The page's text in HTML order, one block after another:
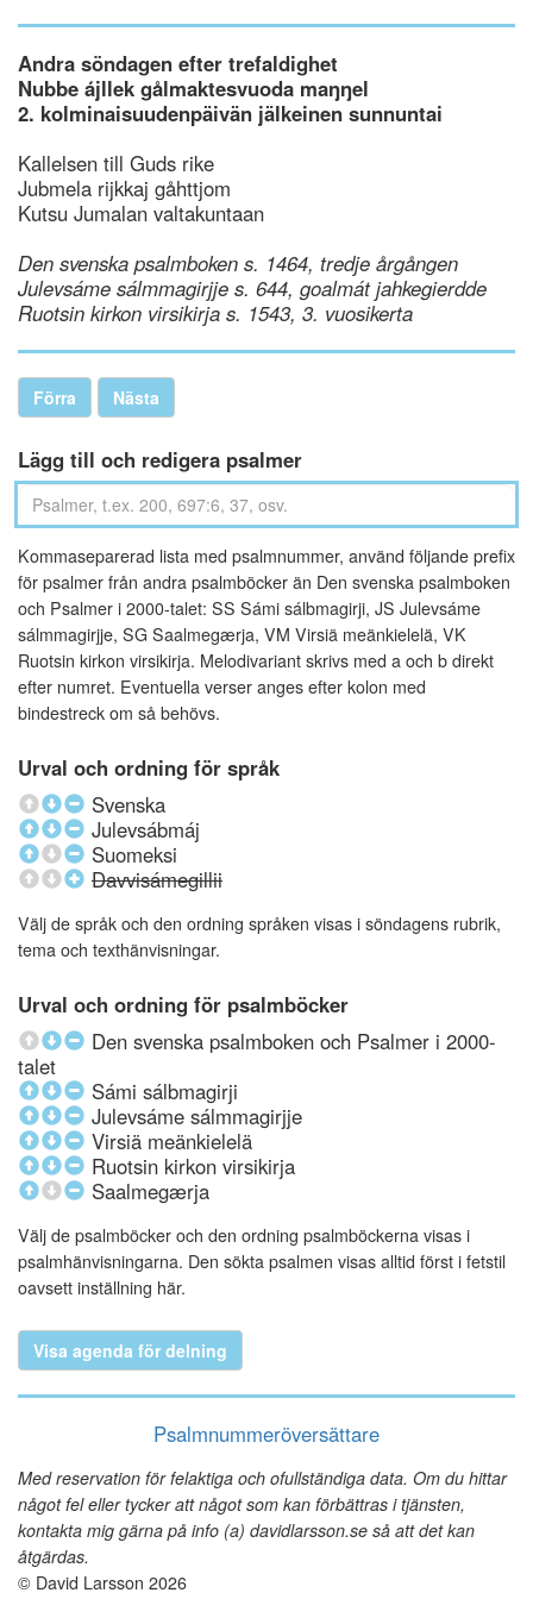
Andra söndagen efter trefaldighet
Nubbe ájllek gålmaktesvuoda maŋŋel
2. kolminaisuudenpäivän jälkeinen sunnuntai
Kallelsen till Guds rike
Jubmela rijkkaj gåhttjom
Kutsu Jumalan valtakuntaan
Den svenska psalmboken s. 1464, tredje årgången
Julevsáme sálmmagirjje s. 644, goalmát jahkegierdde
Ruotsin kirkon virsikirja s. 1543, 3. vuosikerta
Förra Nästa
Lägg till och redigera psalmer
Kommaseparerad lista med psalmnummer, använd följande prefix
för psalmer från andra psalmböcker än Den svenska psalmboken
och Psalmer i 2000-talet: SS Sámi sálbmagirji, JS Julevsáme
sálmmagirjje, SG Saalmegærja, VM Virsiä meänkielelä, VK
Ruotsin kirkon virsikirja. Melodivariant skrivs med a och b direkt
efter numret. Eventuella verser anges efter kolon med
bindestreck om så behövs.
Urval och ordning för språk
Svenska
Julevsábmáj
Suomeksi
Davvisámegillii
Välj de språk och den ordning språken visas i söndagens rubrik,
tema och texthänvisningar.
Urval och ordning för psalmböcker
Den svenska psalmboken och Psalmer i 2000-
talet
Sámi sálbmagirji
Julevsáme sálmmagirjje
Virsiä meänkielelä
Ruotsin kirkon virsikirja
Saalmegærja
Välj de psalmböcker och den ordning psalmböckerna visas i
psalmhänvisningarna. Den sökta psalmen visas alltid först i fetstil
oavsett inställning här.
Visa agenda för delning
Psalmnummeröversättare
Med reservation för felaktiga och ofullständiga data. Om du hittar
något fel eller tycker att något som kan förbättras i tjänsten,
kontakta mig gärna på info (a) davidlarsson.se så att det kan
åtgärdas.
© David Larsson 2026